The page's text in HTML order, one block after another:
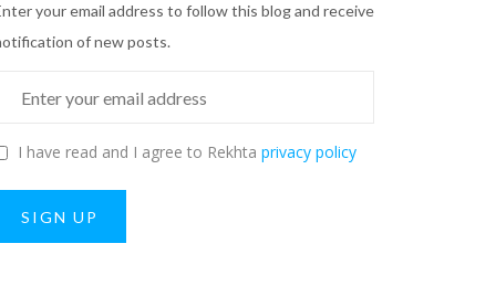
your email address to follow this blog and receive
of new posts.
I have read and I agree to Rekhta privacy policy
SIGN UP